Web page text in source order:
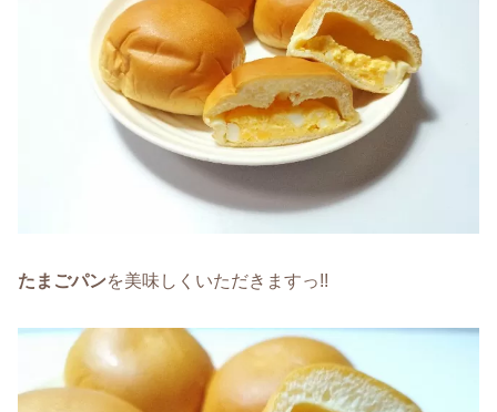
たまごパンを美味しくいただきますっ!!